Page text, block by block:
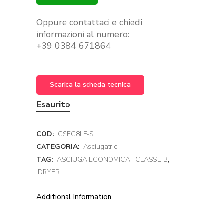
Oppure contattaci e chiedi
informazioni al numero:
+39 0384 671864
Scarica la scheda tecnica
Esaurito
COD: CSEC8LF-S
CATEGORIA: Asciugatrici
TAG: ASCIUGA ECONOMICA, CLASSE B,
DRYER
Additional Information